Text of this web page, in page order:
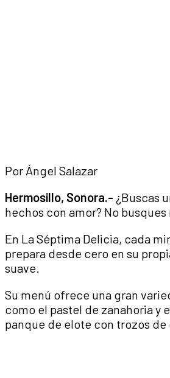
Por Ángel Salazar
Hermosillo, Sonora.- ¿Buscas
hechos con amor? No busques
En La Séptima Delicia, cada
prepara desde cero en su
suave.
Su menú ofrece una gran
como el pastel de zanahoria y
panque de elote con trozos